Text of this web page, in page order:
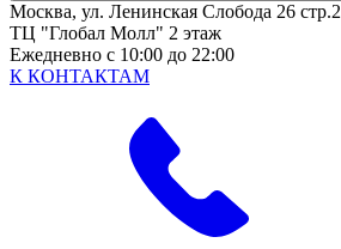
Москва, ул. Ленинская Слобода 26 стр.2
ТЦ "Глобал Молл" 2 этаж
Ежедневно с 10:00 до 22:00
К КОНТАКТАМ